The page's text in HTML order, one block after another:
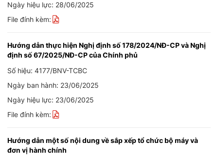
Ngày hiệu lực: 28/06/2025
File đính kèm:
Hướng dẫn thực hiện Nghị định số 178/2024/NĐ-CP và Nghị
định số 67/2025/NĐ-CP của Chính phủ
Số hiệu: 4177/BNV-TCBC
Ngày ban hành: 23/06/2025
Ngày hiệu lực: 23/06/2025
File đính kèm:
Hướng dẫn một số nội dung về sắp xếp tổ chức bộ máy và
đơn vị hành chính